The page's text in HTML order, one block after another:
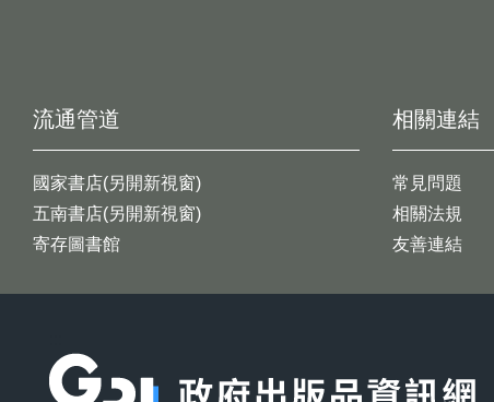
流通管道
國家書店(另開新視窗)
五南書店(另開新視窗)
寄存圖書館
相關連結
常見問題
相關法規
友善連結